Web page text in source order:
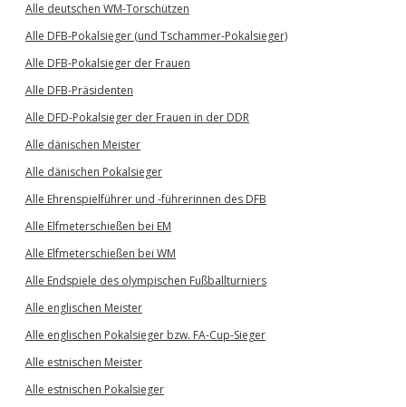
Alle deutschen WM-Torschützen
Alle DFB-Pokalsieger (und Tschammer-Pokalsieger)
Alle DFB-Pokalsieger der Frauen
Alle DFB-Präsidenten
Alle DFD-Pokalsieger der Frauen in der DDR
Alle dänischen Meister
Alle dänischen Pokalsieger
Alle Ehrenspielführer und -führerinnen des DFB
Alle Elfmeterschießen bei EM
Alle Elfmeterschießen bei WM
Alle Endspiele des olympischen Fußballturniers
Alle englischen Meister
Alle englischen Pokalsieger bzw. FA-Cup-Sieger
Alle estnischen Meister
Alle estnischen Pokalsieger